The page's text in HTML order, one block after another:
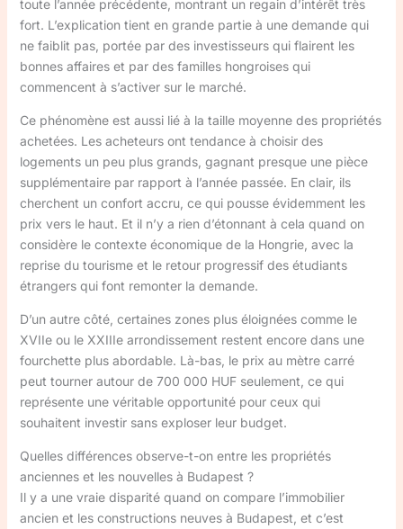
toute l’année précédente, montrant un regain d’intérêt très
fort. L’explication tient en grande partie à une demande qui
ne faiblit pas, portée par des investisseurs qui flairent les
bonnes affaires et par des familles hongroises qui
commencent à s’activer sur le marché.
Ce phénomène est aussi lié à la taille moyenne des propriétés
achetées. Les acheteurs ont tendance à choisir des
logements un peu plus grands, gagnant presque une pièce
supplémentaire par rapport à l’année passée. En clair, ils
cherchent un confort accru, ce qui pousse évidemment les
prix vers le haut. Et il n’y a rien d’étonnant à cela quand on
considère le contexte économique de la Hongrie, avec la
reprise du tourisme et le retour progressif des étudiants
étrangers qui font remonter la demande.
D’un autre côté, certaines zones plus éloignées comme le
XVIIe ou le XXIIIe arrondissement restent encore dans une
fourchette plus abordable. Là-bas, le prix au mètre carré
peut tourner autour de 700 000 HUF seulement, ce qui
représente une véritable opportunité pour ceux qui
souhaitent investir sans exploser leur budget.
Quelles différences observe-t-on entre les propriétés
anciennes et les nouvelles à Budapest ?
Il y a une vraie disparité quand on compare l’immobilier
ancien et les constructions neuves à Budapest, et c’est